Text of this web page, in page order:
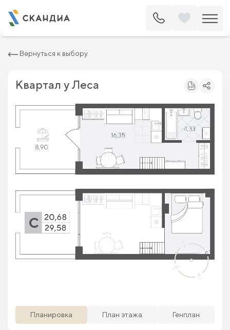
Вернуться к выбору
Квартал у Леса
Планировка План этажа Генплан
Студия 29.58 м
5 689 200 ₽6 465 000 ₽